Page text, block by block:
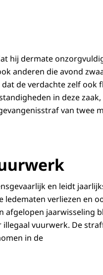
hij dermate
anderen die avond
de verdachte zelf ook
in deze
van twee
en leidt
verliezen en
jaarwisseling
vuurwerk. De
in de